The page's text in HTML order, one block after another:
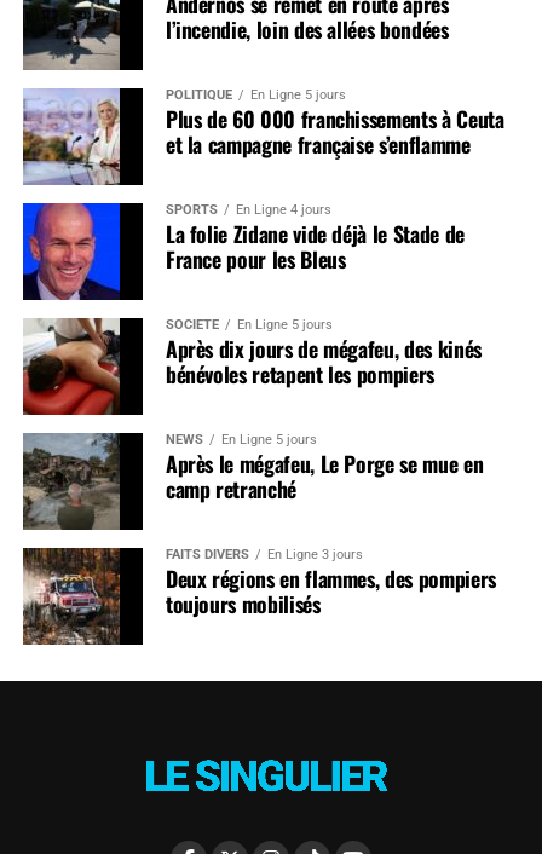
l’incendie, loin des allées bondées
POLITIQUE En Ligne 5 jours
Plus de 60 000 franchissements à Ceuta
et la campagne française s’enflamme
SPORTS En Ligne 4 jours
La folie Zidane vide déjà le Stade de
France pour les Bleus
SOCIÉTÉ En Ligne 5 jours
Après dix jours de mégafeu, des kinés
bénévoles retapent les pompiers
NEWS En Ligne 5 jours
Après le mégafeu, Le Porge se mue en
camp retranché
FAITS DIVERS En Ligne 3 jours
Deux régions en flammes, des pompiers
toujours mobilisés